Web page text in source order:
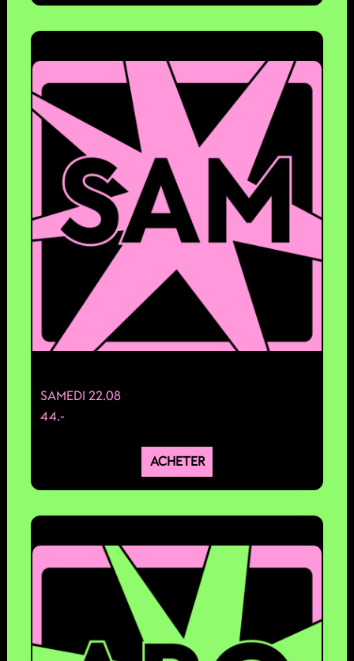
SAMEDI 22.08
44.-
ACHETER